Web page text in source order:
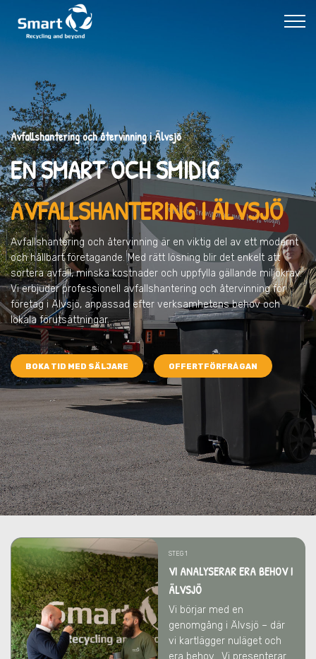
Avfallshantering och återvinning i Älvsjö
EN SMART OCH SMIDIG
AVFALLSHANTERING I ÄLVSJÖ
Avfallshantering och återvinning är en viktig del av ett modernt
och hållbart företagande. Med rätt lösning blir det enkelt att
sortera avfall, minska kostnader och uppfylla gällande miljökrav.
Vi erbjuder professionell avfallshantering och återvinning för
företag i Älvsjö, anpassad efter verksamhetens behov och
lokala förutsättningar.
BOKA TID MED SÄLJARE OFFERTFÖRFRÅGAN
STEG 1
VI ANALYSERAR ERA BEHOV I
ÄLVSJÖ
Vi börjar med en
genomgång i Älvsjö – där
vi kartlägger nuläget och
era behov. Vi presenterar